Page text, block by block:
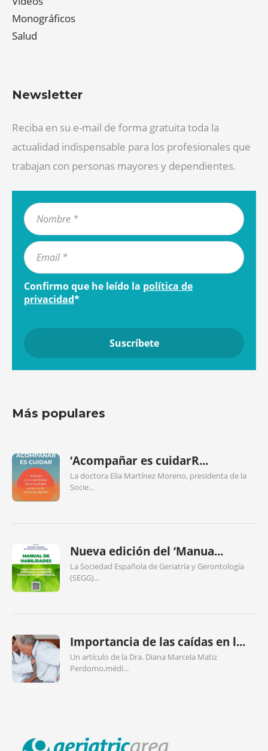
Monográficos
Salud
Newsletter
Reciba en su e-mail de forma gratuita toda la
actualidad indispensable para los profesionales que
trabajan con personas mayores y dependientes.
Confirmo que he leído la política de
privacidad*
Más populares
‘Acompañar es cuidarR...
La doctora Elia Martínez Moreno, presidenta de la
Socie...
Nueva edición del ‘Manua...
La Sociedad Española de Geriatría y Gerontología
(SEGG)...
Importancia de las caídas en l...
Un artículo de la Dra. Diana Marcela Matiz
Perdomo,médi...